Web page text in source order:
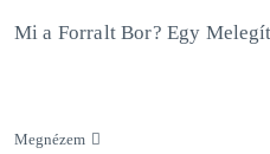
Mi a Forralt Bor? Egy
Megnézem